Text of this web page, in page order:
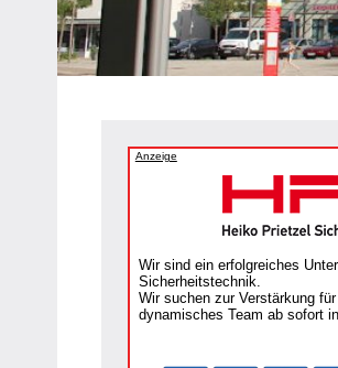
Heipke,
Leopoldshöhe,
Anzeige
Wir sind ein erfolgreiches
Sicherheitstechnik.
Wir suchen zur Verstärkung
dynamisches Team ab sofort